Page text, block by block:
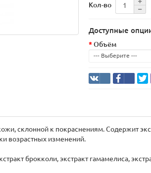
Кол-во
Доступные
Объём
склонной к покраснениям. Содержит
возрастных изменений.
брокколи, экстракт гамамелиса,